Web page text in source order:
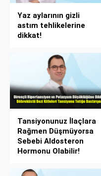
Yaz aylarının gizli
astım tehlikelerine
dikkat!
Tansiyonunuz İlaçlara
Rağmen Düşmüyorsa
Sebebi Aldosteron
Hormonu Olabilir!